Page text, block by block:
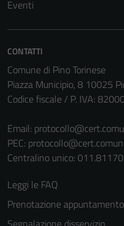
Eventi
CONTATTI
Comune di Pino Torinese
Piazza Municipio, 8 10025
Codice fiscale / P. IVA:
Email:
PEC:
Centralino unico:
Leggi le FAQ
Prenotazione appuntamento